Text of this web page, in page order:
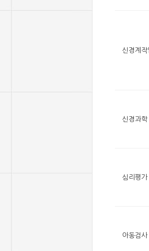
신경계
신경과학
심리평가
아동검